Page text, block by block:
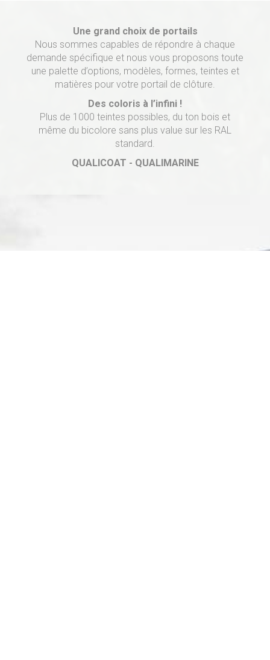
Une grand choix de portails
Nous sommes capables de répondre à chaque
demande spécifique et nous vous proposons toute
une palette d’options, modèles, formes, teintes et
matières pour votre portail de clôture.
Des coloris à l’infini !
Plus de 1000 teintes possibles, du ton bois et
même du bicolore sans plus value sur les RAL
standard.
QUALICOAT - QUALIMARINE